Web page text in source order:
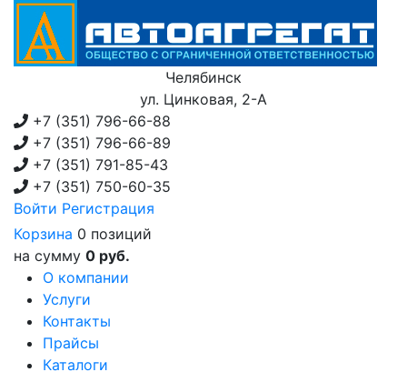
Челябинск
ул. Цинковая, 2-А
+7 (351) 796-66-88
+7 (351) 796-66-89
+7 (351) 791-85-43
+7 (351) 750-60-35
Войти Регистрация
Корзина 0 позиций
на сумму 0 руб.
О компании
Услуги
Контакты
Прайсы
Каталоги